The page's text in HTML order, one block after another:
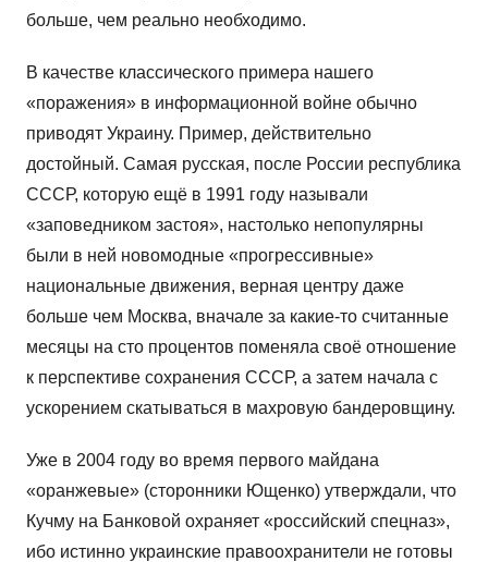
больше, чем реально необходимо.
В качестве классического примера нашего
«поражения» в информационной войне обычно
приводят Украину. Пример, действительно
достойный. Самая русская, после России республика
СССР, которую ещё в 1991 году называли
«заповедником застоя», настолько непопулярны
были в ней новомодные «прогрессивные»
национальные движения, верная центру даже
больше чем Москва, вначале за какие-то считанные
месяцы на сто процентов поменяла своё отношение
к перспективе сохранения СССР, а затем начала с
ускорением скатываться в махровую бандеровщину.
Уже в 2004 году во время первого майдана
«оранжевые» (сторонники Ющенко) утверждали, что
Кучму на Банковой охраняет «российский спецназ»,
ибо истинно украинские правоохранители не готовы